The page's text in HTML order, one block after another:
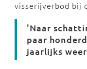
visserijverbod bij
'Naar
paar
jaarlijks